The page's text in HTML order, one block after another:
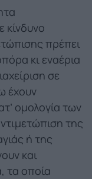
κίνδυνο
πρέπει
κι εναέρια
σε
έχουν
ομολογία των
της
ή της
και
τα οποία